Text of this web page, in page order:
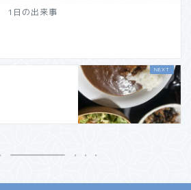
1日の出来事